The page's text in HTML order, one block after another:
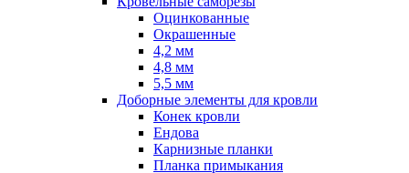
Оцинкованные
Окрашенные
4,2 мм
4,8 мм
5,5 мм
Доборные элементы для кровли
Конек кровли
Ендова
Карнизные планки
Планка примыкания